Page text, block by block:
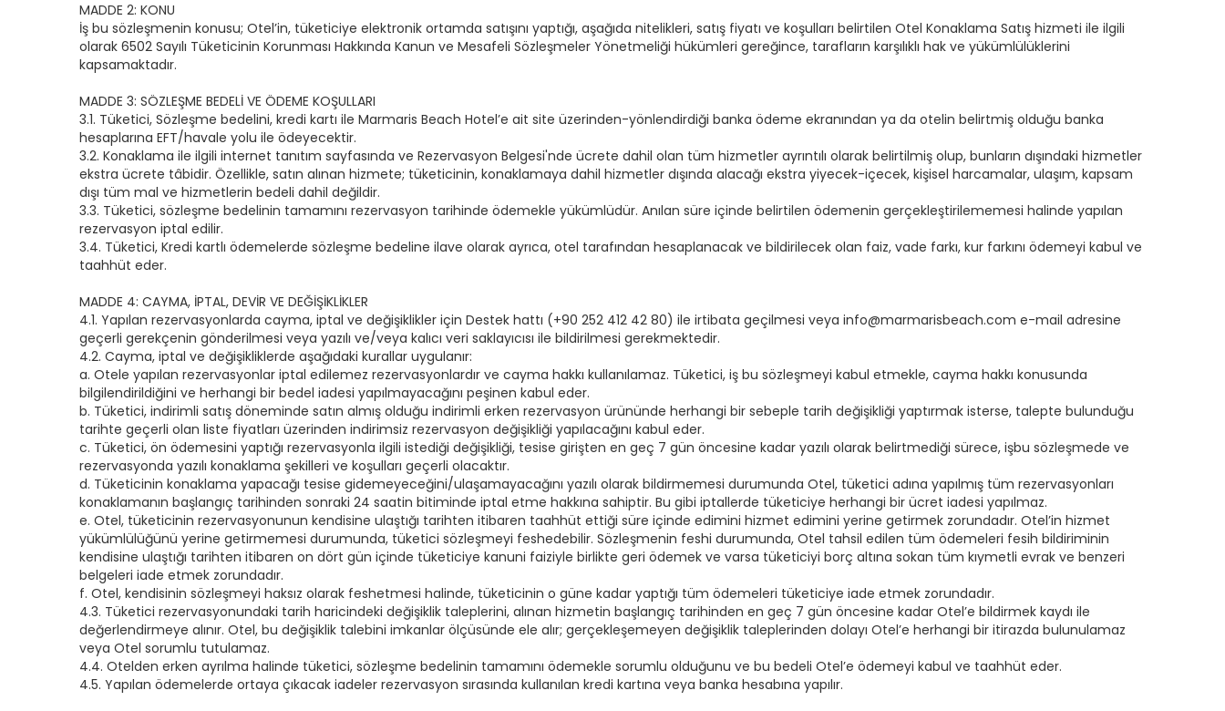
MADDE 2: KONU
İş bu sözleşmenin konusu; Otel’in, tüketiciye elektronik ortamda satışını yaptığı, aşağıda nitelikleri, satış fiyatı ve koşulları belirtilen Otel Konaklama Satış hizmeti ile ilgili
olarak 6502 Sayılı Tüketicinin Korunması Hakkında Kanun ve Mesafeli Sözleşmeler Yönetmeliği hükümleri gereğince, tarafların karşılıklı hak ve yükümlülüklerini
kapsamaktadır.
MADDE 3: SÖZLEŞME BEDELİ VE ÖDEME KOŞULLARI
3.1. Tüketici, Sözleşme bedelini, kredi kartı ile Marmaris Beach Hotel’e ait site üzerinden-yönlendirdiği banka ödeme ekranından ya da otelin belirtmiş olduğu banka
hesaplarına EFT/havale yolu ile ödeyecektir.
3.2. Konaklama ile ilgili internet tanıtım sayfasında ve Rezervasyon Belgesi'nde ücrete dahil olan tüm hizmetler ayrıntılı olarak belirtilmiş olup, bunların dışındaki hizmetler
ekstra ücrete tâbidir. Özellikle, satın alınan hizmete; tüketicinin, konaklamaya dahil hizmetler dışında alacağı ekstra yiyecek-içecek, kişisel harcamalar, ulaşım, kapsam
dışı tüm mal ve hizmetlerin bedeli dahil değildir.
3.3. Tüketici, sözleşme bedelinin tamamını rezervasyon tarihinde ödemekle yükümlüdür. Anılan süre içinde belirtilen ödemenin gerçekleştirilememesi halinde yapılan
rezervasyon iptal edilir.
3.4. Tüketici, Kredi kartlı ödemelerde sözleşme bedeline ilave olarak ayrıca, otel tarafından hesaplanacak ve bildirilecek olan faiz, vade farkı, kur farkını ödemeyi kabul ve
taahhüt eder.
MADDE 4: CAYMA, İPTAL, DEVİR VE DEĞİŞİKLİKLER
4.1. Yapılan rezervasyonlarda cayma, iptal ve değişiklikler için Destek hattı (+90 252 412 42 80) ile irtibata geçilmesi veya info@marmarisbeach.com e-mail adresine
geçerli gerekçenin gönderilmesi veya yazılı ve/veya kalıcı veri saklayıcısı ile bildirilmesi gerekmektedir.
4.2. Cayma, iptal ve değişikliklerde aşağıdaki kurallar uygulanır:
a. Otele yapılan rezervasyonlar iptal edilemez rezervasyonlardır ve cayma hakkı kullanılamaz. Tüketici, iş bu sözleşmeyi kabul etmekle, cayma hakkı konusunda
bilgilendirildiğini ve herhangi bir bedel iadesi yapılmayacağını peşinen kabul eder.
b. Tüketici, indirimli satış döneminde satın almış olduğu indirimli erken rezervasyon ürününde herhangi bir sebeple tarih değişikliği yaptırmak isterse, talepte bulunduğu
tarihte geçerli olan liste fiyatları üzerinden indirimsiz rezervasyon değişikliği yapılacağını kabul eder.
c. Tüketici, ön ödemesini yaptığı rezervasyonla ilgili istediği değişikliği, tesise girişten en geç 7 gün öncesine kadar yazılı olarak belirtmediği sürece, işbu sözleşmede ve
rezervasyonda yazılı konaklama şekilleri ve koşulları geçerli olacaktır.
d. Tüketicinin konaklama yapacağı tesise gidemeyeceğini/ulaşamayacağını yazılı olarak bildirmemesi durumunda Otel, tüketici adına yapılmış tüm rezervasyonları
konaklamanın başlangıç tarihinden sonraki 24 saatin bitiminde iptal etme hakkına sahiptir. Bu gibi iptallerde tüketiciye herhangi bir ücret iadesi yapılmaz.
e. Otel, tüketicinin rezervasyonunun kendisine ulaştığı tarihten itibaren taahhüt ettiği süre içinde edimini hizmet edimini yerine getirmek zorundadır. Otel’in hizmet
yükümlülüğünü yerine getirmemesi durumunda, tüketici sözleşmeyi feshedebilir. Sözleşmenin feshi durumunda, Otel tahsil edilen tüm ödemeleri fesih bildiriminin
kendisine ulaştığı tarihten itibaren on dört gün içinde tüketiciye kanuni faiziyle birlikte geri ödemek ve varsa tüketiciyi borç altına sokan tüm kıymetli evrak ve benzeri
belgeleri iade etmek zorundadır.
f. Otel, kendisinin sözleşmeyi haksız olarak feshetmesi halinde, tüketicinin o güne kadar yaptığı tüm ödemeleri tüketiciye iade etmek zorundadır.
4.3. Tüketici rezervasyonundaki tarih haricindeki değişiklik taleplerini, alınan hizmetin başlangıç tarihinden en geç 7 gün öncesine kadar Otel’e bildirmek kaydı ile
değerlendirmeye alınır. Otel, bu değişiklik talebini imkanlar ölçüsünde ele alır; gerçekleşemeyen değişiklik taleplerinden dolayı Otel’e herhangi bir itirazda bulunulamaz
veya Otel sorumlu tutulamaz.
4.4. Otelden erken ayrılma halinde tüketici, sözleşme bedelinin tamamını ödemekle sorumlu olduğunu ve bu bedeli Otel’e ödemeyi kabul ve taahhüt eder.
4.5. Yapılan ödemelerde ortaya çıkacak iadeler rezervasyon sırasında kullanılan kredi kartına veya banka hesabına yapılır.